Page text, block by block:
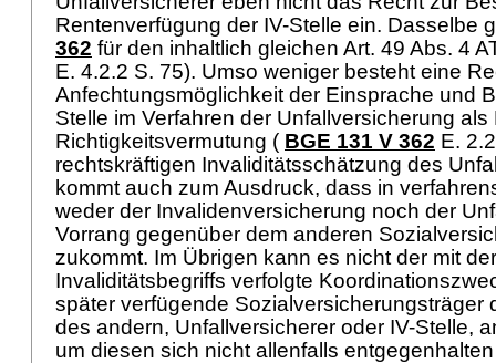
Rentenverfügung der IV-Stelle ein. Dasselbe
362 für den inhaltlich gleichen Art. 49 Abs. 4
E. 4.2.2 S. 75). Umso weniger besteht eine
Anfechtungsmöglichkeit der Einsprache und
Stelle im Verfahren der Unfallversicherung als
Richtigkeitsvermutung ( BGE 131 V 362 E.
rechtskräftigen Invaliditätsschätzung des
kommt auch zum Ausdruck, dass in
weder der Invalidenversicherung noch der
Vorrang gegenüber dem anderen
zukommt. Im Übrigen kann es nicht der mit
Invaliditätsbegriffs verfolgte
später verfügende Sozialversicherungsträger
des andern, Unfallversicherer oder IV-Stelle,
um diesen sich nicht allenfalls